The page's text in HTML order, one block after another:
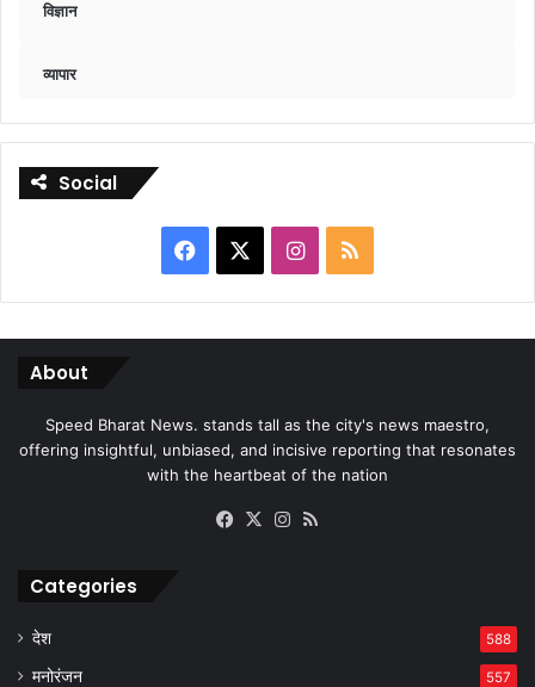
विज्ञान
व्यापार
Social
Facebook Instagram
RSS
About
Speed Bharat News. stands tall as the city's news maestro,
offering insightful, unbiased, and incisive reporting that resonates
with the heartbeat of the nation
Facebook
X Instagram
Categories
देश 588
मनोरंजन 557